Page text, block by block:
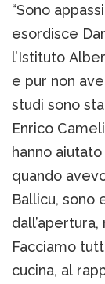
“Sono
esordisce
l’Istituto
e pur non
studi sono
Enrico
hanno
quando
Ballicu, sono
Facciamo
cucina, al